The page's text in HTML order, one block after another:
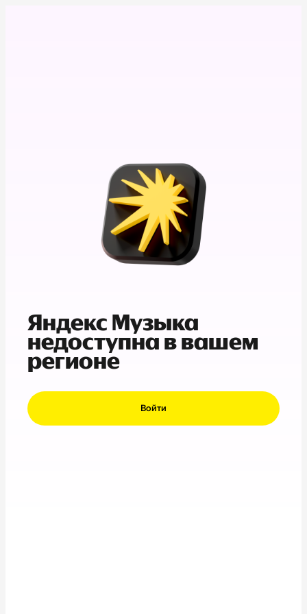
Яндекс Музыка
недоступна в вашем
регионе
Войти